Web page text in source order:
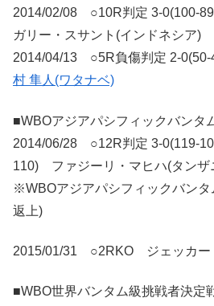
2014/02/08 ○10R判定 3-0(100-
ガリー・スサント(インドネシア)
2014/04/13 ○5R負傷判定 2-
村 隼人(ワタナベ)
■WBOアジアパシフィックバンタ
2014/06/28 ○12R判定 3-0(119-
110) ファジーリ・マヒハ(タンザ
※WBOアジアパシフィックバン
返上)
2015/01/31 ○2RKO ジェッカー
■WBO世界バンタム級挑戦者決定